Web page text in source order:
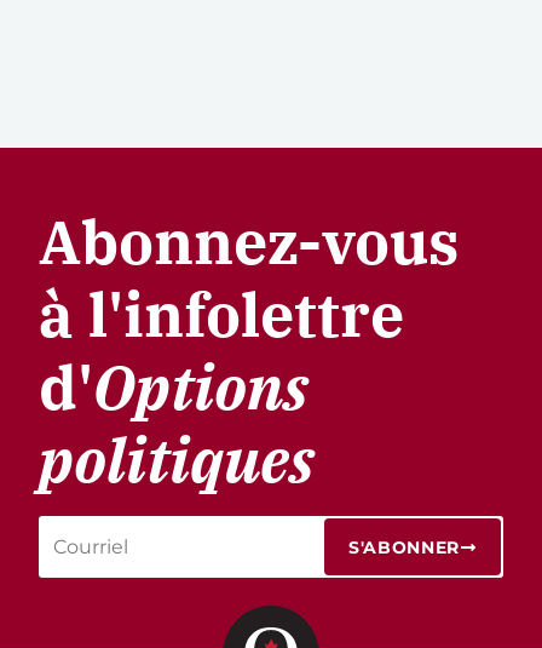
Abonnez-vous
à l'infolettre
d'Options
politiques
S'ABONNER